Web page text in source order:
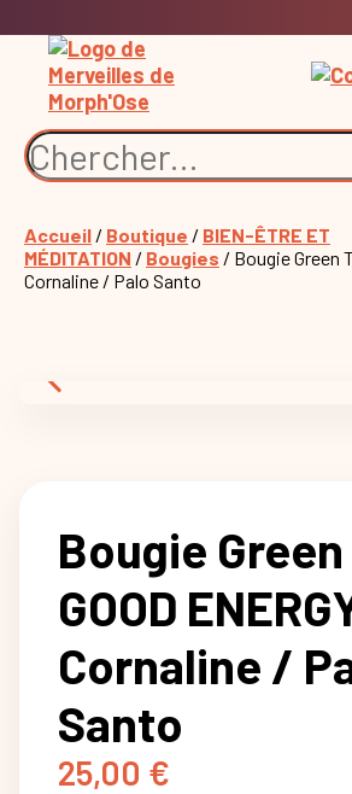
Accueil / Boutique / BIEN-ÊTRE ET
MÉDITATION / Bougies / Bougie Green
Cornaline / Palo Santo
Bougie
GOOD
Cornaline /
Santo
25,00 €